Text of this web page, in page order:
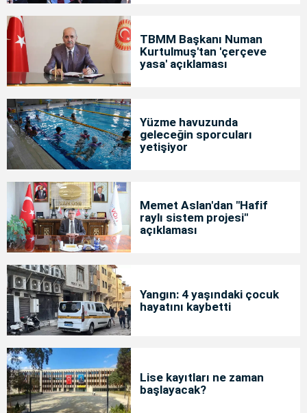
TBMM Başkanı Numan
Kurtulmuş'tan 'çerçeve
yasa' açıklaması
Yüzme havuzunda
geleceğin sporcuları
yetişiyor
Memet Aslan'dan "Hafif
raylı sistem projesi"
açıklaması
Yangın: 4 yaşındaki çocuk
hayatını kaybetti
Lise kayıtları ne zaman
başlayacak?